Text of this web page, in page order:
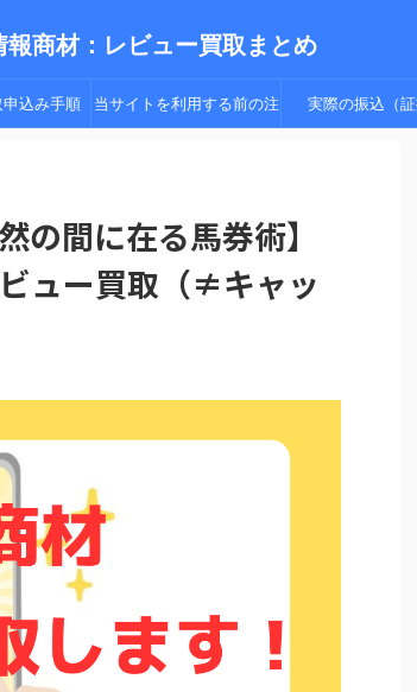
報商材：レビュー買取まとめ
申込み手順 当サイトを利用する前の注 実際の振込（証
の間に在る馬券術】
ュー買取（≠キャッ